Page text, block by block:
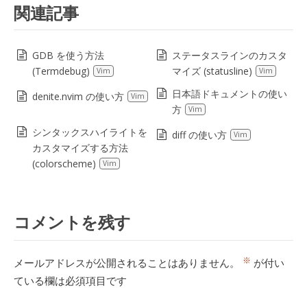
関連記事
GDB を使う方法
(Termdebug)
Vim
ステータスラインのカスタ
マイズ (statusline)
Vim
denite.nvim の使い方 Vim
日本語ドキュメントの使い
方
Vim
シンタックスハイライトを
カスタマイズする方法
(colorscheme)
Vim
diff の使い方 Vim
コメントを残す
メールアドレスが公開されることはありません。 ※ が付い
ている欄は必須項目です